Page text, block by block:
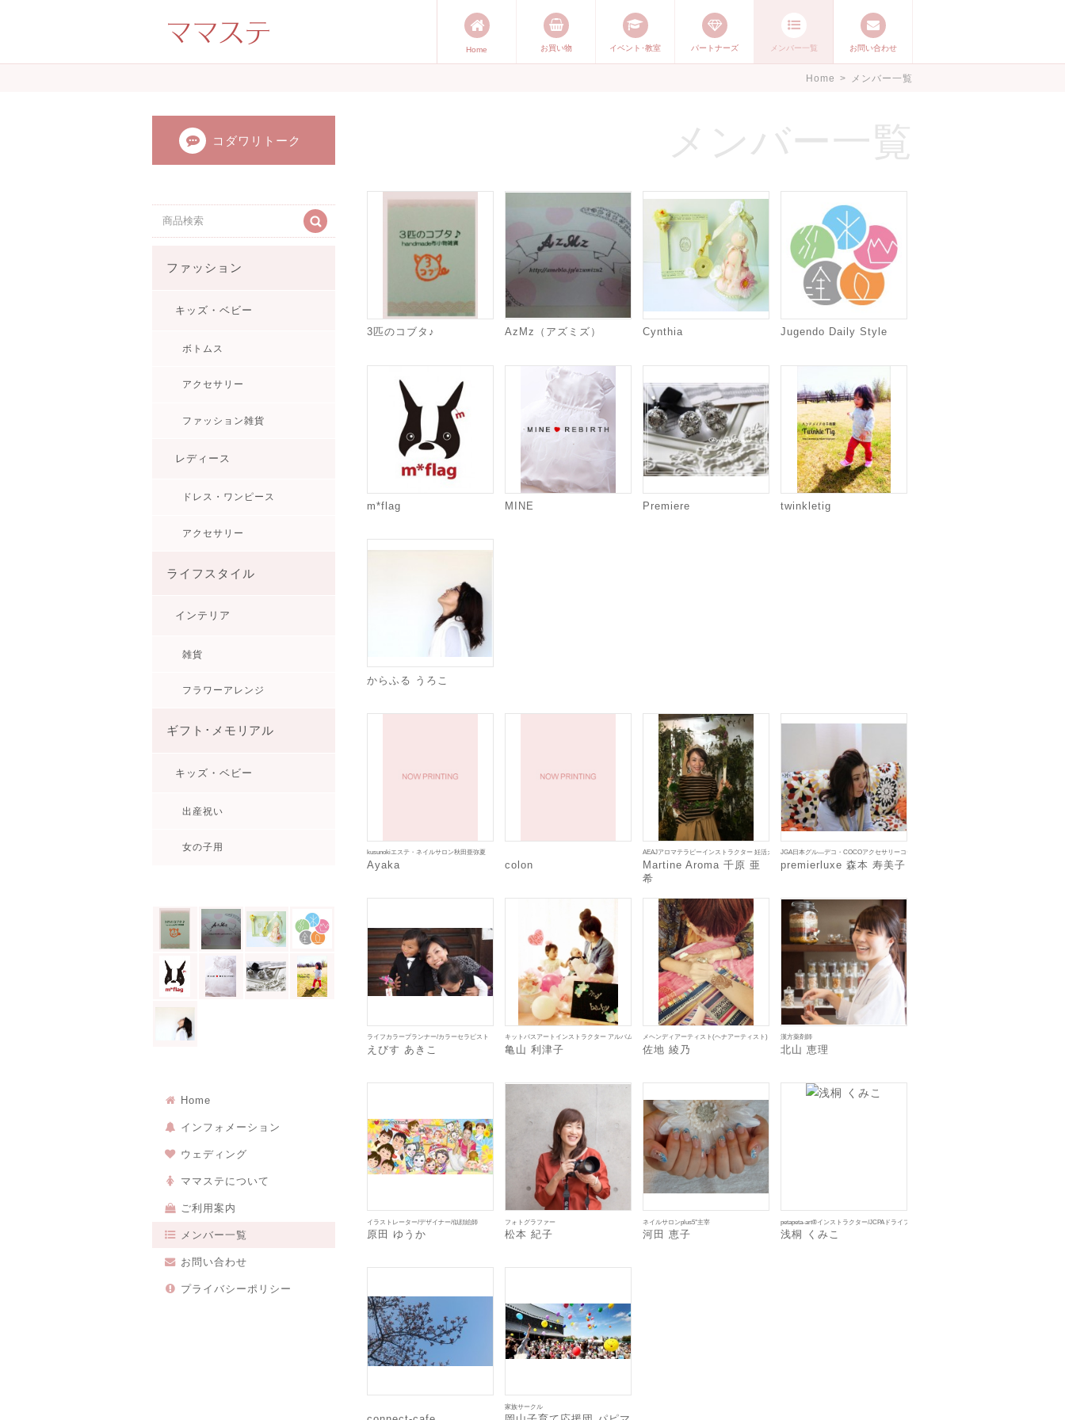
ママのかくれた才能発信します。 手づくり表現ステージ ママステ ハ
てます。
Home お買い物 イベント･教室 パートナーズ メンバー一覧 お問い合わせ
Home > メンバー一覧
メンバー一覧
3匹のコブタ♪ AzMz（アズミズ） Cynthia Jugendo Daily Style
m*flag MINE Premiere twinkletig
からふる うろこ
kusunokiエステ・ネイルサロン秋田亜弥夏
Ayaka colon
AEAJアロマテラピーインストラクター 妊活カウンセラー
Martine Aroma 千原 亜
希
JGA日本グル―デコ・COCOアクセサリーコース・ラグジュアリーコレクション・Ruveryアーティ
premierluxe 森本 寿美子
ライフカラープランナー/カラーセラピスト
えびす あきこ
キットパスアートインストラクター アルバム大使 ペーパーアート講師 クラフトワークセラピスト アロマフレグランスストーン kamekame主宰 亀山 利津子
亀山 利津子
メヘンディアーティスト(ヘナアーティスト)
佐地 綾乃
漢方薬剤師
北山 恵理
イラストレーター/デザイナー/似顔絵師
原田 ゆうか
フォトグラファー
松本 紀子
ネイルサロンplus5°主宰
河田 恵子
petapeta-art®︎インストラクター/JCPAドライフラワーアレンジメントスペシャルインストラクター
浅桐 くみこ
家族サークル
コダワリトーク
ファッション
キッズ・ベビー
ボトムス
アクセサリー
ファッション雑貨
レディース
ドレス・ワンピース
アクセサリー
ライフスタイル
インテリア
雑貨
フラワーアレンジ
ギフト･メモリアル
キッズ・ベビー
出産祝い
女の子用
Home
インフォメーション
ウェディング
ママステについて
ご利用案内
メンバー一覧
お問い合わせ
プライバシーポリシー